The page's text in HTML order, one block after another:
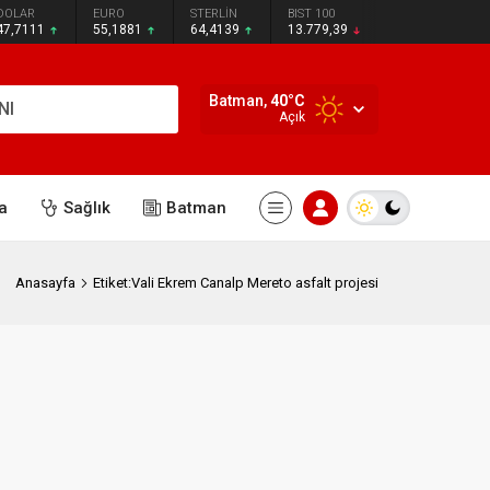
EURO
55,1881
STERLİN
64,4139
BIST 100
13.779,39
Batman,40°C
Açık
Sağlık Batman
Anasayfa Etiket:Vali Ekrem Canalp Mereto asfalt projesi